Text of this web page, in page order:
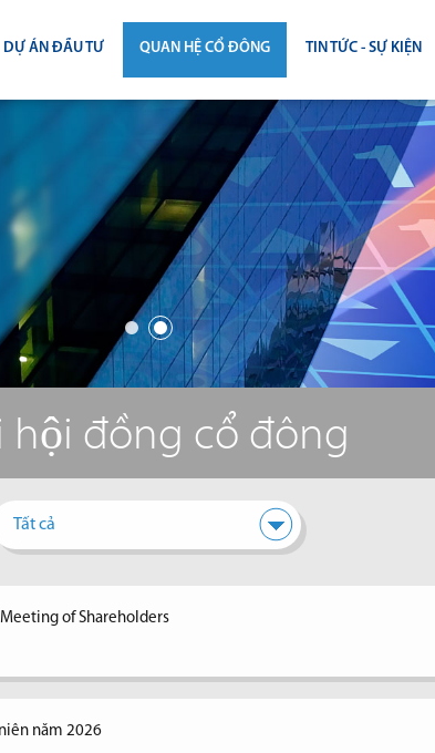
DỰ ÁN ĐẦU TƯ QUAN HỆ CỔ ĐÔNG
CÔNG BỐ THÔNG TIN
ĐẠI HỘI ĐỒNG CỔ ĐÔNG
BÁO CÁO THƯỜNG NIÊN
BÁO CÁO TÀI CHÍNH
BÁO CÁO QUẢN TRỊ CÔNG TY
ĐIỀU LỆ - QUY CHẾ - BẢN CÁO BẠCH
TIN TỨC - SỰ KIỆN
TIN THỊ TRƯỜNG
TIN DỰ ÁN
TIN CÔNG TY
hội đồng cổ đông
Tất cả
of Shareholders
năm 2026